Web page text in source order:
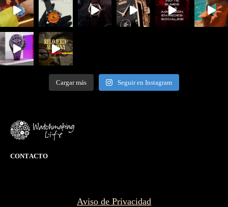
Cargar más Seguir en Instagram
CONTACTO
Aviso de Privacidad